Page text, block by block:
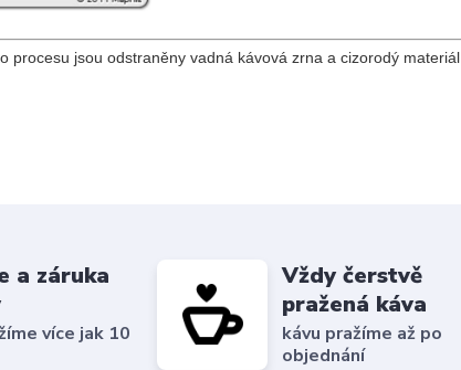
jsou odstraněny vadná kávová zrna a cizorodý materiál
a záruka
více jak 10
Vždy čerstvě
pražená káva
kávu pražíme až po
objednání